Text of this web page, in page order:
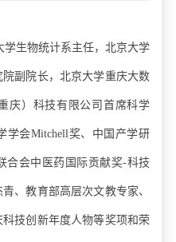
生物统计系主任，北京大学
副院长，北京大学重庆大数
庆）科技有限公司首席科学
学会Mitchell奖、中国产学研
合会中医药国际贡献奖-科技
、教育部高层次文教专家、
技创新年度人物等奖项和荣